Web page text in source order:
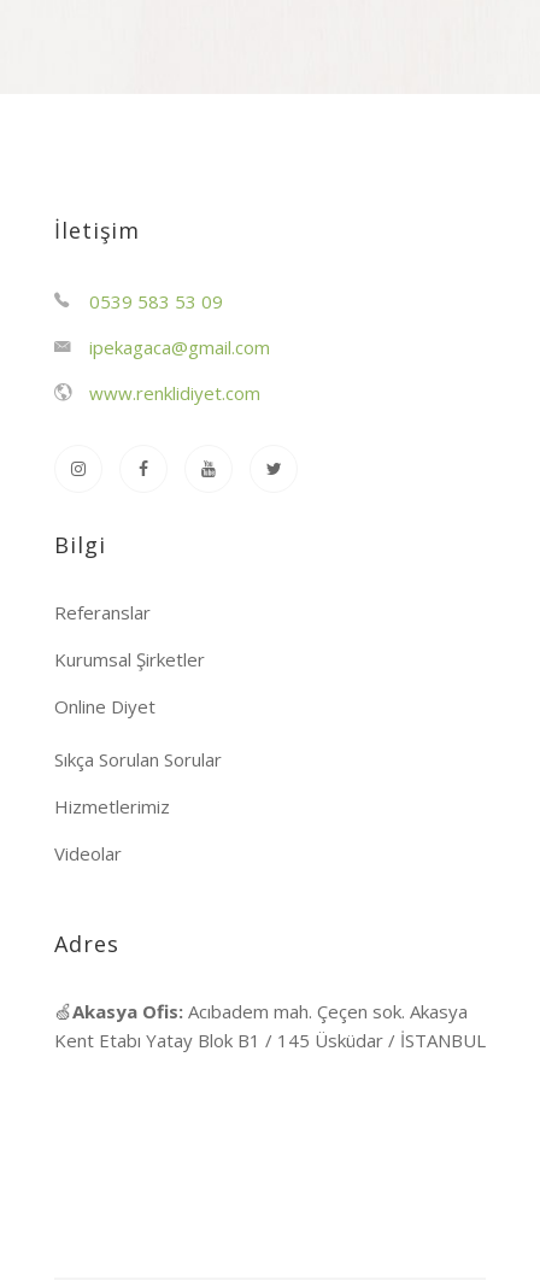
İletişim
0539 583 53 09
ipekagaca@gmail.com
www.renklidiyet.com
Bilgi
Referanslar
Kurumsal Şirketler
Online Diyet
Sıkça Sorulan Sorular
Hizmetlerimiz
Videolar
Adres
🍏Akasya Ofis: Acıbadem mah. Çeçen sok. Akasya
Kent Etabı Yatay Blok B1 / 145 Üsküdar / İSTANBUL